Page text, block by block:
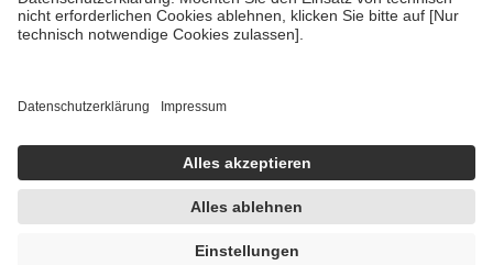
• Untersuchungen zur Vorsorge und Früherkennung, die von der
GKV getragen werden
Einholung von Bewertungen. Trusted Shops hat Maßnahmen
getroffen, um sicherzustellen, dass es sich um echte Bewertungen
handelt. Mehr Informationen findest du hier:
https://help.etrusted.com/hc/de/articles/4419944605341